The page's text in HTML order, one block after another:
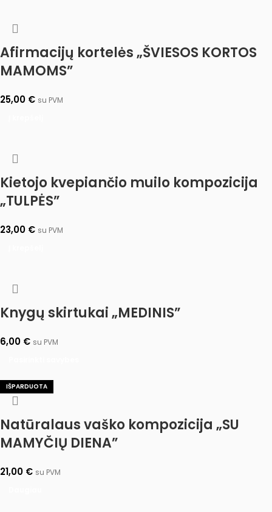
Afirmacijų kortelės „ŠVIESOS KORTOS
MAMOMS”
25,00 € su PVM
Kietojo kvepiančio muilo kompozicija
„TULPĖS”
23,00 € su PVM
Knygų skirtukai „MEDINIS”
6,00 € su PVM
IŠPARDUOTA
Natūralaus vaško kompozicija „SU
MAMYČIŲ DIENA”
21,00 € su PVM